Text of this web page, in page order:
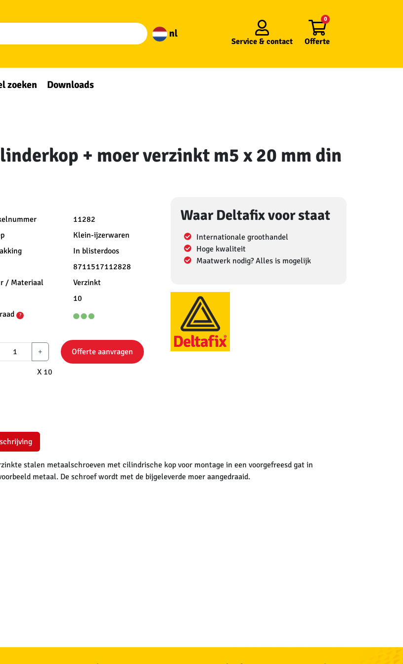
nl
Service & contact Offerte
0
zoeken Downloads
+ moer verzinkt m5 x 20 mm din
11282
Klein-ijzerwaren
In blisterdoos
8711517112828
/ Materiaal
Verzinkt
10
?
+
X 10
Offerte aanvragen
Waar Deltafix voor staat
Internationale groothandel
Hoge kwaliteit
Maatwerk nodig? Alles is mogelijk
stalen metaalschroeven met cilindrische kop voor montage in een voorgefreesd gat in
metaal. De schroef wordt met de bijgeleverde moer aangedraaid.